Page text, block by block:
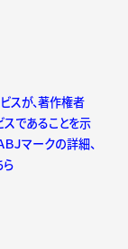
スが、著作権者
であることを示
ＢＪマークの詳細、